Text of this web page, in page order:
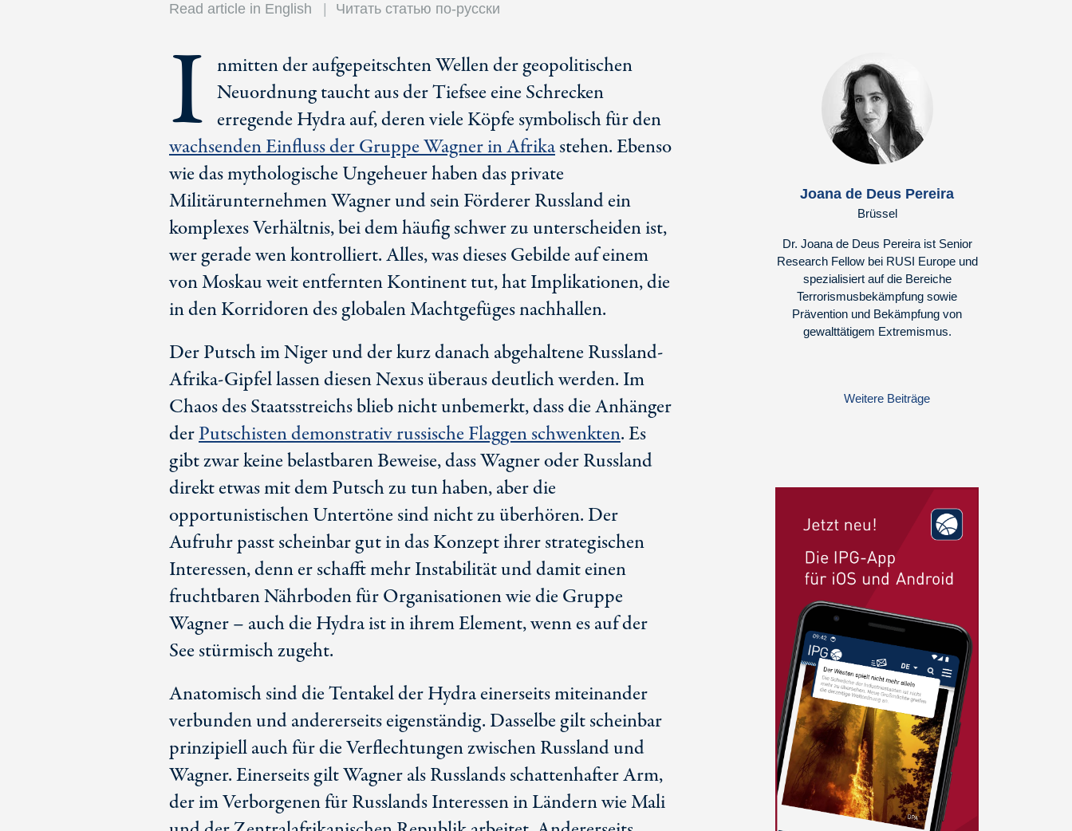
Read article in English Читать статью по-русски
I nmitten der aufgepeitschten Wellen der geopolitischen
Neuordnung taucht aus der Tiefsee eine Schrecken
erregende Hydra auf, deren viele Köpfe symbolisch für den
wachsenden Einfluss der Gruppe Wagner in Afrikastehen. Ebenso
wie das mythologische Ungeheuer haben das private
Militärunternehmen Wagner und sein Förderer Russland ein
komplexes Verhältnis, bei dem häufig schwer zu unterscheiden ist,
wer gerade wen kontrolliert. Alles, was dieses Gebilde auf einem
von Moskau weit entfernten Kontinent tut, hat Implikationen, die
in den Korridoren des globalen Machtgefüges nachhallen.
Der Putsch im Niger und der kurz danach abgehaltene Russland-
Afrika-Gipfel lassen diesen Nexus überaus deutlich werden. Im
Chaos des Staatsstreichs blieb nicht unbemerkt, dass die Anhänger
derPutschisten demonstrativ russische Flaggen schwenkten. Es
gibt zwar keine belastbaren Beweise, dass Wagner oder Russland
direkt etwas mit dem Putsch zu tun haben, aber die
opportunistischen Untertöne sind nicht zu überhören. Der
Aufruhr passt scheinbar gut in das Konzept ihrer strategischen
Interessen, denn er schafft mehr Instabilität und damit einen
fruchtbaren Nährboden für Organisationen wie die Gruppe
Wagner – auch die Hydra ist in ihrem Element, wenn es auf der
See stürmisch zugeht.
Anatomisch sind die Tentakel der Hydra einerseits miteinander
verbunden und andererseits eigenständig. Dasselbe gilt scheinbar
prinzipiell auch für die Verflechtungen zwischen Russland und
Wagner. Einerseits gilt Wagner als Russlands schattenhafter Arm,
der im Verborgenen für Russlands Interessen in Ländern wie Mali
Joana de Deus Pereira
Brüssel
Dr. Joana de Deus Pereira ist Senior
Research Fellow bei RUSI Europe und
spezialisiert auf die Bereiche
Terrorismusbekämpfung sowie
Prävention und Bekämpfung von
gewalttätigem Extremismus.
Weitere Beiträge